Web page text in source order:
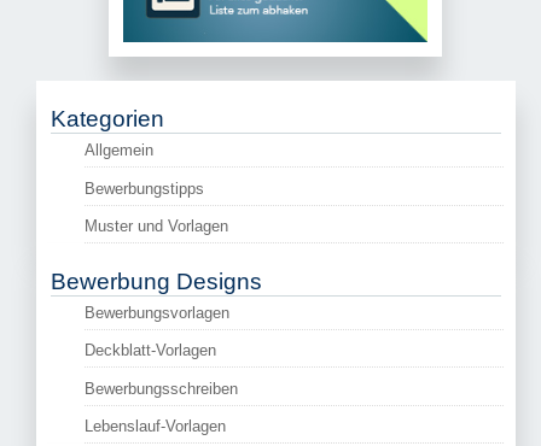
Kategorien
Allgemein
Bewerbungstipps
Muster und Vorlagen
Bewerbung Designs
Bewerbungsvorlagen
Deckblatt-Vorlagen
Bewerbungsschreiben
Lebenslauf-Vorlagen